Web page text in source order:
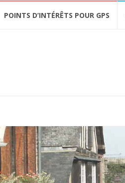
POINTS D’INTÉRÊTS POUR GPS